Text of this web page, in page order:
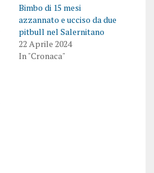
Bimbo di 15 mesi
azzannato e ucciso da due
pitbull nel Salernitano
22 Aprile 2024
In "Cronaca"